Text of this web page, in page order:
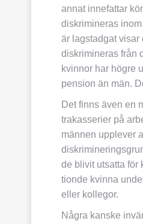
annat innefattar
diskrimineras
är lagstadgat visar
diskrimineras från
kvinnor har högre
pension än män.
Det finns även en
trakasserier på
männen upplever
de blivit utsatta för
tionde kvinna
eller kollegor.
Några kanske